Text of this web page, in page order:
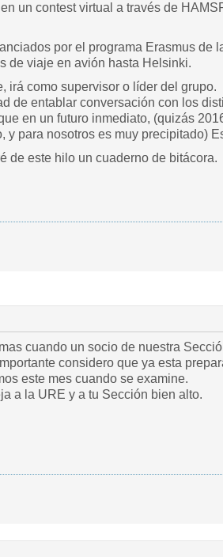
un contest virtual a través de
por el programa Erasmus
de viaje en avión hasta Helsinki.
irá como supervisor o líder del grupo.
de entablar conversación con los
en un futuro inmediato, (quizás
y para nosotros es muy precipitado)
de este hilo un cuaderno de bitácora.
cuando un socio de nuestra
EA5005URE y lo mas importante
este mes cuando se examine.
a la URE y a tu Sección bien alto.